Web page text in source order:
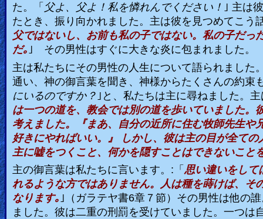
た。「 父よ、父よ！私を憐れんでください！ ｣ 主は
たとき、振り向かれました。主は彼を見つめてこう
父ではないし、お前も私の子ではない。私の子だ
だ｡ ｣
その男性はすぐに大きな炎に包まれました。
主は私たちにその男性の人生について語られまし
通い、神の御言葉を聞き、神様からたくさんの約束
にいるのですか？ ｣と、私たちは主に尋ねました。
は一つの道を、教会では別の道を歩いていました。
考えました。『まあ、自分の近所に住む牧師先生や
好きにやればいい。』 しかし、彼は主の目が全て
主に嘘をつくこと、何かを隠すことはできないこと
主の御言葉は私たちに言います。 : 「 思い違いをして
れるような方ではありません。人は種を蒔けば、そ
なります｡ ｣（ガラテヤ書6章７節）その男性は他の
ました。彼は二重の刑罰を受けていました。一つは